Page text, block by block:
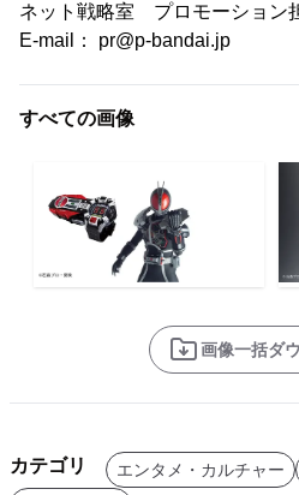
ネット戦略室 プロモーション
E-mail： pr@p-bandai.jp
すべての画像
画像一括ダ
カテゴリ エンタメ・カルチャー